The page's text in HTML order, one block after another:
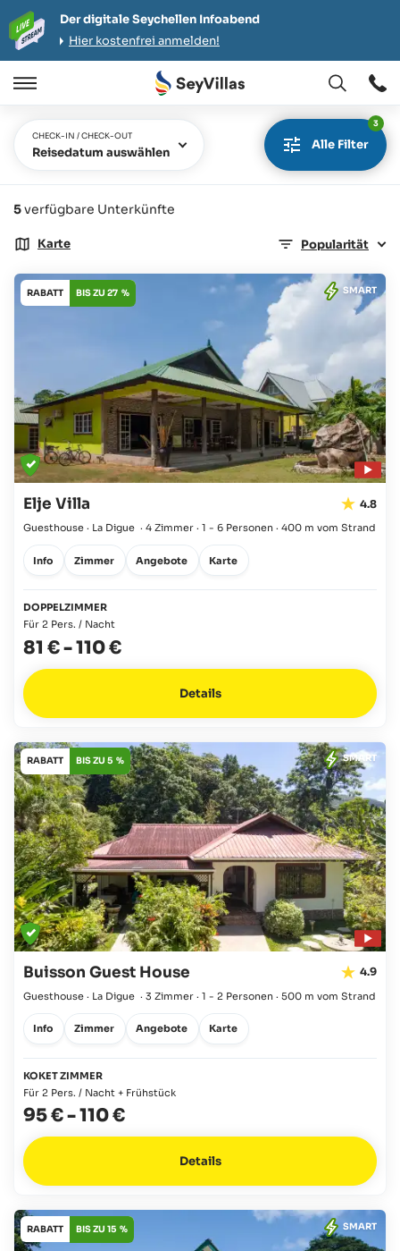
Der digitale Seychellen Infoabend
Hier kostenfrei anmelden!
Schließen
Öffnen
CHECK-IN / CHECK-OUT
Reisedatum auswählen Alle Filter
3
5verfügbare Unterkünfte
Karte Popularität
RABATT BIS ZU 27 % SMART
Elje Villa 4.8
Guesthouse · La Digue · 4 Zimmer · 1 - 6 Personen · 400 m vom Strand
Info Zimmer Angebote Karte
DOPPELZIMMER
Für 2 Pers. / Nacht
81 €-110 €
Details
RABATT BIS ZU 5 % SMART
Buisson Guest House 4.9
Guesthouse · La Digue · 3 Zimmer · 1 - 2 Personen · 500 m vom Strand
Info Zimmer Angebote Karte
KOKET ZIMMER
Für 2 Pers. / Nacht + Frühstück
95 €-110 €
Details
RABATT BIS ZU 15 % SMART